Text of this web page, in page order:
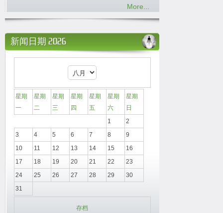
More...
新闻日期 2026
星期
一
星期
二
星期
三
星期
四
星期
五
星期
六
星期
日
1
2
3
4 5 6 7 8
9
10
11 12 13 14 15
16
17
18 19 20 21 22
23
24
25 26 27 28 29
30
31
存档